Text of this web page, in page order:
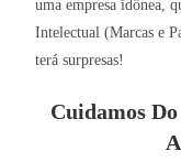
uma empresa idônea,
Intelectual (Marcas e
terá surpresas!
Cuidamos